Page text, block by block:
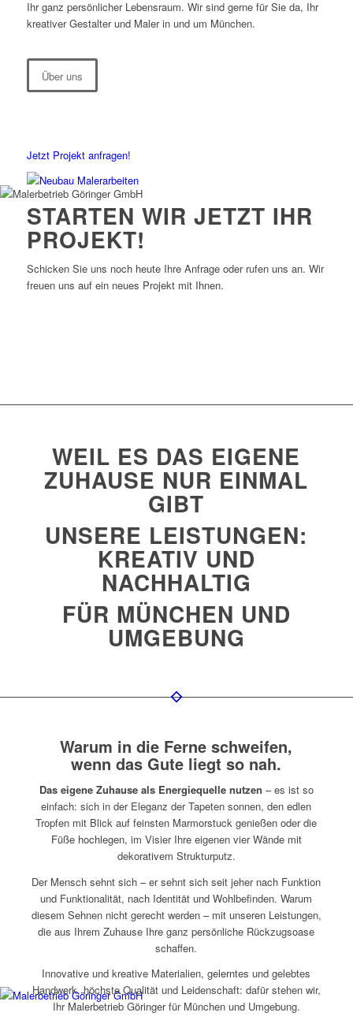
Ihr ganz persönlicher Lebensraum. Wir sind gerne für Sie da, Ihr
kreativer Gestalter und Maler in und um München.
Über uns
Jetzt Projekt anfragen!
STARTEN WIR JETZT IHR
PROJEKT!
Schicken Sie uns noch heute Ihre Anfrage oder rufen uns an. Wir
freuen uns auf ein neues Projekt mit Ihnen.
WEIL ES DAS EIGENE
ZUHAUSE NUR EINMAL
GIBT
UNSERE LEISTUNGEN:
KREATIV UND
NACHHALTIG
FÜR MÜNCHEN UND
UMGEBUNG
Warum in die Ferne schweifen,
wenn das Gute liegt so nah.
Das eigene Zuhause als Energiequelle nutzen – es ist so
einfach: sich in der Eleganz der Tapeten sonnen, den edlen
Tropfen mit Blick auf feinsten Marmorstuck genießen oder die
Füße hochlegen, im Visier Ihre eigenen vier Wände mit
dekorativem Strukturputz.
Der Mensch sehnt sich – er sehnt sich seit jeher nach Funktion
und Funktionalität, nach Identität und Wohlbefinden. Warum
diesem Sehnen nicht gerecht werden – mit unseren Leistungen,
die aus Ihrem Zuhause Ihre ganz persönliche Rückzugsoase
schaffen.
Innovative und kreative Materialien, gelerntes und gelebtes
Handwerk, höchste Qualität und Leidenschaft: dafür stehen wir,
Ihr Malerbetrieb Göringer für München und Umgebung.